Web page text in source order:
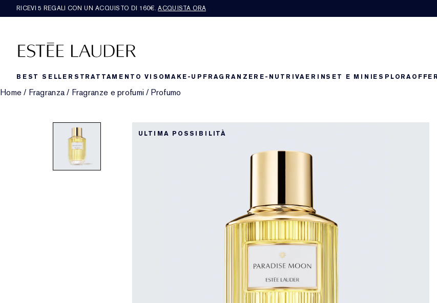
RICEVI 5 REGALI CON UN ACQUISTO DI 160€.ACQUISTA ORA
BEST SELLERS TRATTAMENTO VISOMAKE-UP FRAGRANZERE-NUTRIVAERINSET E MINIESPLORA
Home / Fragranza / Fragranze e profumi / Profumo
ULTIMA POSSIBILITÀ